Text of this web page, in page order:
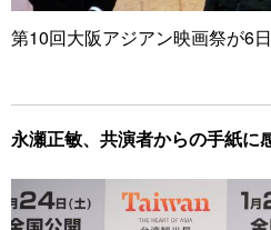
第10回大阪アジアン映画祭が6日
永瀬正敏、共演者からの手紙に